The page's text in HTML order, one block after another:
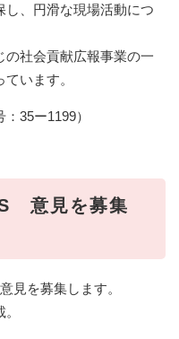
し、円滑な現場活動につ
の社会貢献広報事業の一
います。
︎35ー1199）
意見を募集
見を募集します。